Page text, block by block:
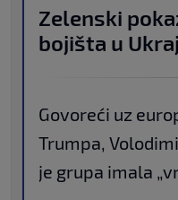
Zelenski
bojišta u
Govoreći uz
Trumpa,
je grupa imala